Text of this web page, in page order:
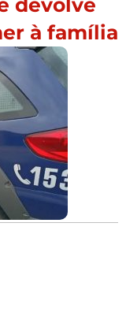
devolve
à família